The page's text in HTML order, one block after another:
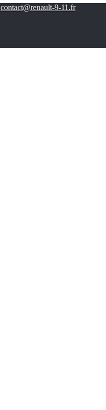
contact@renault-9-11.fr